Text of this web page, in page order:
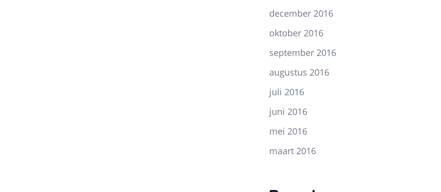
december 2016
oktober 2016
september 2016
augustus 2016
juli 2016
juni 2016
mei 2016
maart 2016